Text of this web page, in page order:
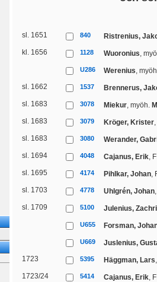
sl. 1651 840
Ristrenius,
kl. 1656
1128 Wuoronius,
U286 Werenius,
sl. 1662
1537
Brennerus,
sl. 1683
3078 Miekur, myöh.
sl. 1683
3079 Kröger, Krister
sl. 1683
3080
Werander,
sl. 1694
4048 Cajanus, Erik,
sl. 1695
4174 Pihlkar, Johan,
sl. 1703
4778 Uhlgrén, Johan
sl. 1709
5100 Julenius,
U655 Forsman,
U669
Juslenius,
1723
5395 Häggman, Lars
1723/24
5414 Cajanus, Erik,